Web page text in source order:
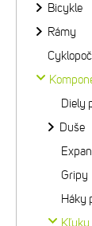
Bicykle
Rámy
Diely
Duše
Gripy
Háky
Kľuky